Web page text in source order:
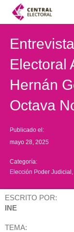
Electoral
Hernán
Octava
Publicado el:
mayo 28, 2025
Categoría:
Elección Poder Judicial
ESCRITO POR:
INE
TEMA: